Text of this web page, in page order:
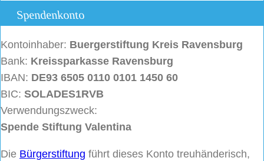
Spendenkonto
Kontoinhaber: Buergerstiftung Kreis Ravensburg
Bank: Kreissparkasse Ravensburg
IBAN: DE93 6505 0110 0101 1450 60
BIC: SOLADES1RVB
Verwendungszweck:
Spende Stiftung Valentina
Die Bürgerstiftung führt dieses Konto treuhänderisch,